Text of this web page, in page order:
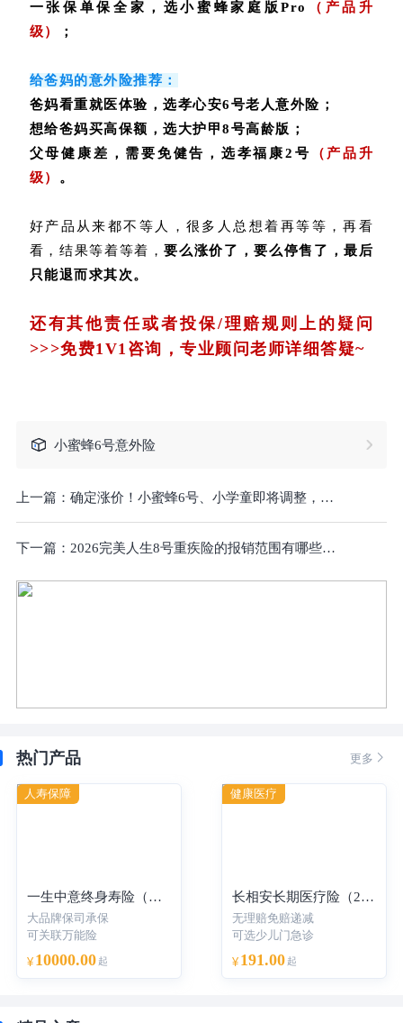
一张保单保全家，选小蜜蜂家庭版Pro
（产品升
级）
；
给爸妈的意外险推荐：
爸妈看重就医体验，选孝心安6号老人意外险 ；
想给爸妈买高保额，选大护甲8号高龄版；
父母健康差，需要免健告，选孝福康2号
（产品升
级） 。
好产品从来都不等人，很多人总想着再等等，再看
看，结果等着等着，要么涨价了，要么停售了，最后
只能退而求其次。
还有其他责任或者投保/理赔规则上的疑问
>>>免费1V1咨询，专业顾问老师详细答疑~
小蜜蜂6号意外险
上一篇： 确定涨价！小蜜蜂6号、小学童即将调整，对比大护甲8号、希望之星3号，5月意外险哪款好？（含在线购买入口
下一篇： 2026完美人生8号重疾险的报销范围有哪些啊？理赔流程是什么？哪些情况可以享受保险理赔？
热门产品 更多 
一生中意终身寿险（分红型）-年交
大品牌保司承保
可关联万能险
¥ 10000.00 起
人寿保障
长相安长期医疗险（20年保证续保）—个人版
无理赔免赔递减
可选少儿门急诊
¥ 191.00 起
健康医疗